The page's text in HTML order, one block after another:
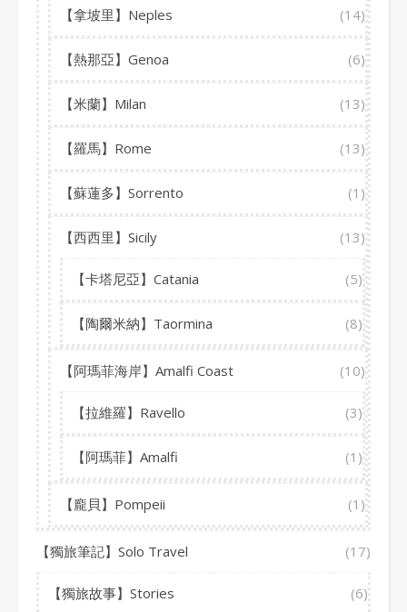
【拿坡里】Neples (14)
【熱那亞】Genoa (6)
【米蘭】Milan (13)
【羅馬】Rome (13)
【蘇蓮多】Sorrento (1)
【西西里】Sicily (13)
【卡塔尼亞】Catania (5)
【陶爾米納】Taormina (8)
【阿瑪菲海岸】Amalfi Coast (10)
【拉維羅】Ravello (3)
【阿瑪菲】Amalfi (1)
【龐貝】Pompeii (1)
【獨旅筆記】Solo Travel (17)
【獨旅故事】Stories (6)